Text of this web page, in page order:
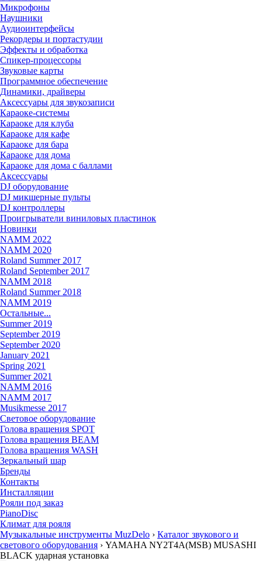
Микрофоны
Наушники
Аудиоинтерфейсы
Рекордеры и портастудии
Эффекты и обработка
Спикер-процессоры
Звуковые карты
Программное обеспечение
Динамики, драйверы
Аксессуары для звукозаписи
Караоке-системы
Караоке для клуба
Караоке для кафе
Караоке для бара
Караоке для дома
Караоке для дома с баллами
Аксессуары
DJ оборудование
DJ микшерные пульты
DJ контроллеры
Проигрыватели виниловых пластинок
Новинки
NAMM 2022
NAMM 2020
Roland Summer 2017
Roland September 2017
NAMM 2018
Roland Summer 2018
NAMM 2019
Остальные...
Summer 2019
September 2019
September 2020
January 2021
Spring 2021
Summer 2021
NAMM 2016
NAMM 2017
Musikmesse 2017
Световое оборудование
Голова вращения SPOT
Голова вращения BEAM
Голова вращения WASH
Зеркальный шар
Бренды
Контакты
Инсталляции
Рояли под заказ
PianoDisc
Климат для рояля
Музыкальные инструменты MuzDelo › Каталог звукового и
светового оборудования › YAMAHA NY2T4A(MSB) MUSASHI
BLACK ударная установка